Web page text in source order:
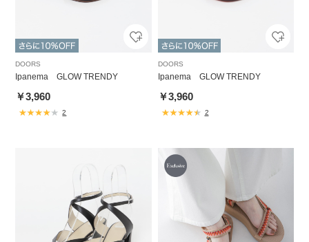
DOORS
Ipanema GLOW TRENDY
￥3,960
2
DOORS
Ipanema GLOW TRENDY
￥3,960
2